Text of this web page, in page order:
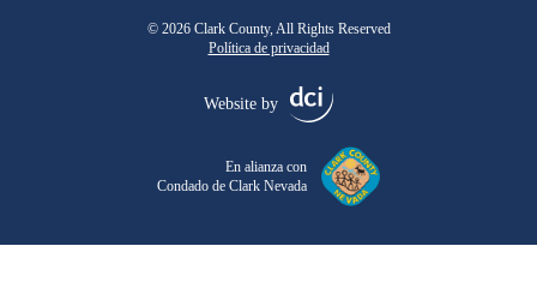
© 2026 Clark County, All Rights Reserved
Política de privacidad
Website by
En alianza con
Condado de Clark Nevada